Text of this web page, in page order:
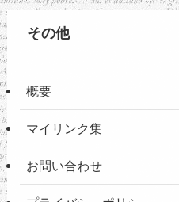
その他
概要
マイリンク集
お問い合わせ